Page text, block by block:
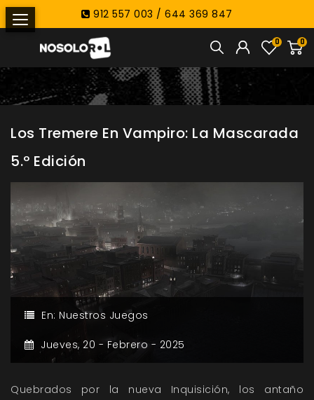
912 557 003 / 644 369 847
0
0
Los Tremere En Vampiro: La Mascarada
5.º Edición
En: Nuestros Juegos
Jueves, 20 - Febrero - 2025
Quebrados por la nueva Inquisición, los antaño